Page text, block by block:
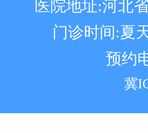
医院地址:河北
门诊时间:夏
预约
冀